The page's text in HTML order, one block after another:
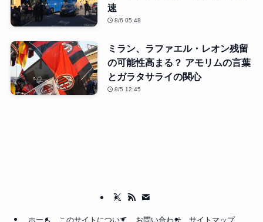
速
8/6 05:48
ミラン、ラファエル・レオン残留
の可能性高まる？ アモリムの言葉
とガラタサライの関心
8/5 12:45
ホーム このサイトについて お問い合わせ サイトマップ